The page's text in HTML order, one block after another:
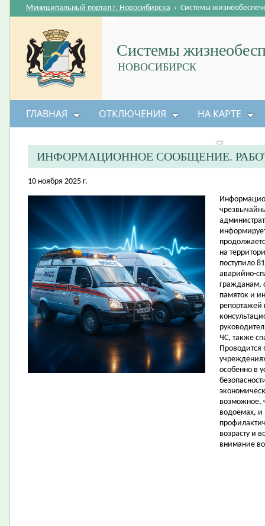
Системы
НОВОСИБИРСК
Муниципальный портал г. Новосибирска › Системы
ГЛАВНАЯ ОТКЛЮЧЕНИЯ НА КАРТЕ
ИНФОРМАЦИОННОЕ СООБЩЕНИЕ.
10 ноября 2025 г.
на
поступило
аварийно-
гражданам,
памяток и
репортажей
ЧС, также
Проводится
особенно в
возможное,
водоемах, и
возрасту и
внимание